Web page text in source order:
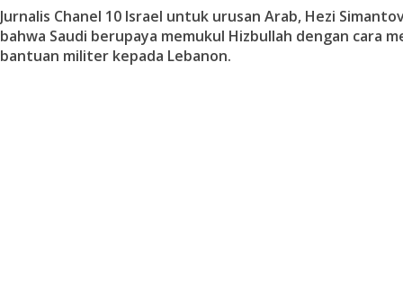
Jurnalis Chanel 10 Israel untuk urusan Arab, Hezi
bahwa Saudi berupaya memukul Hizbullah dengan cara
bantuan militer kepada Lebanon.